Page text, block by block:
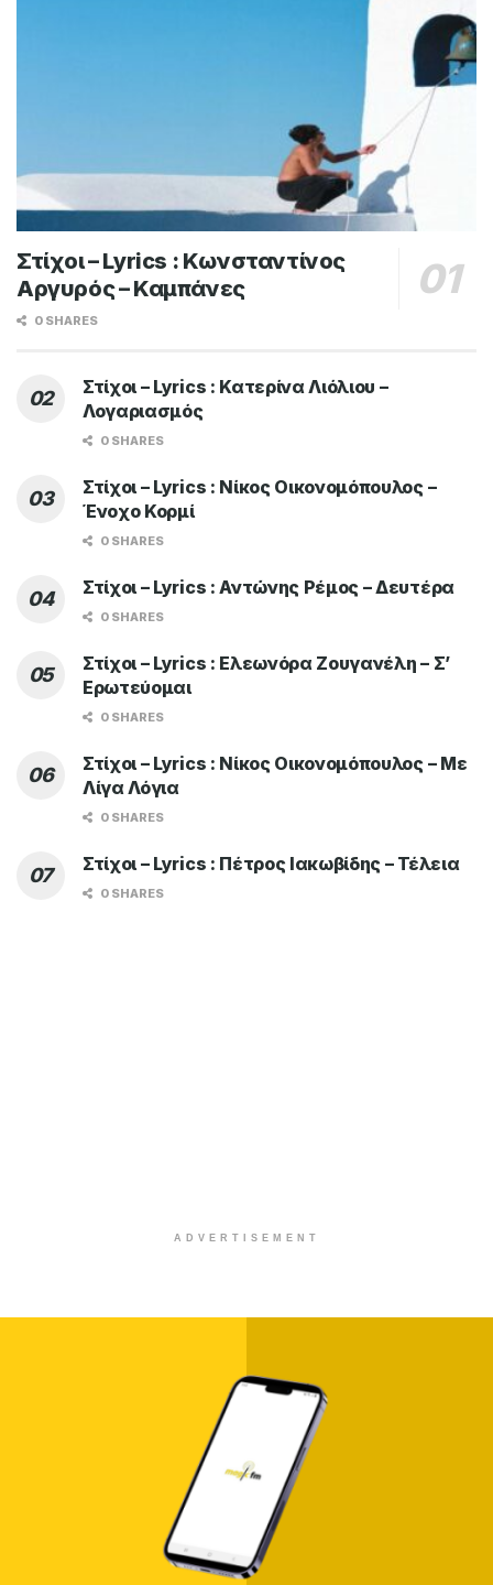
Στίχοι – Lyrics : Κωνσταντίνος
Αργυρός – Καμπάνες
0 SHARES
Στίχοι – Lyrics : Κατερίνα Λιόλιου –
Λογαριασμός
0 SHARES
Στίχοι – Lyrics : Νίκος Οικονομόπουλος –
Ένοχο Κορμί
0 SHARES
Στίχοι – Lyrics : Αντώνης Ρέμος – Δευτέρα
0 SHARES
Στίχοι – Lyrics : Ελεωνόρα Ζουγανέλη – Σ’
Ερωτεύομαι
0 SHARES
Στίχοι – Lyrics : Νίκος Οικονομόπουλος – Με
Λίγα Λόγια
0 SHARES
Στίχοι – Lyrics : Πέτρος Ιακωβίδης – Τέλεια
0 SHARES
ADVERTISEMENT